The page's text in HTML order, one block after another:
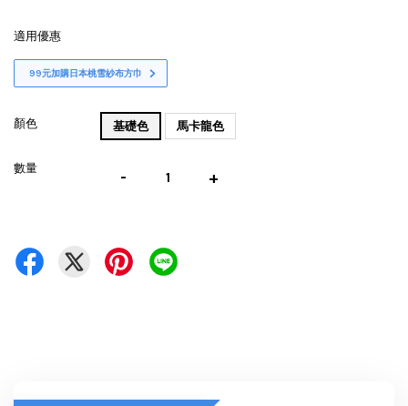
適用優惠
99元加購日本桃雪紗布方巾
顏色 基礎色 馬卡龍色
數量 - +